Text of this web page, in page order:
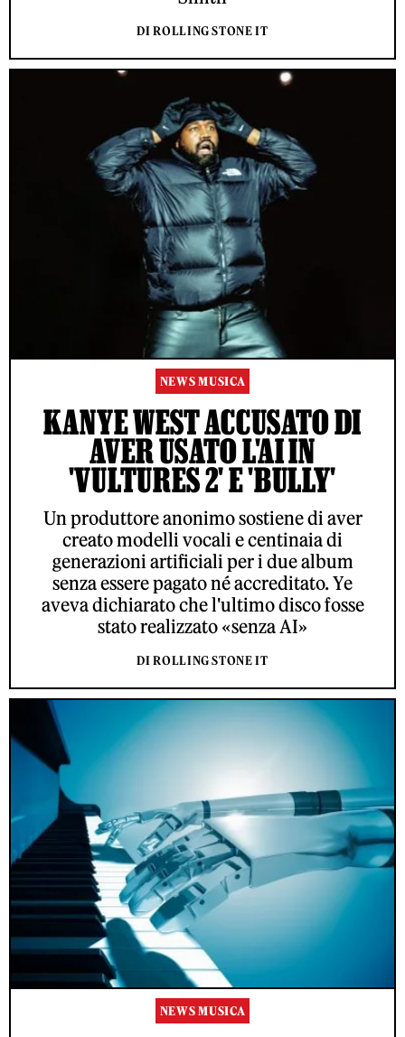
DI ROLLING STONE IT
NEWS MUSICA
KANYE WEST ACCUSATO DI
AVER USATO L'AI IN
'VULTURES 2' E 'BULLY'
Un produttore anonimo sostiene di aver
creato modelli vocali e centinaia di
generazioni artificiali per i due album
senza essere pagato né accreditato. Ye
aveva dichiarato che l'ultimo disco fosse
stato realizzato «senza AI»
DI ROLLING STONE IT
NEWS MUSICA